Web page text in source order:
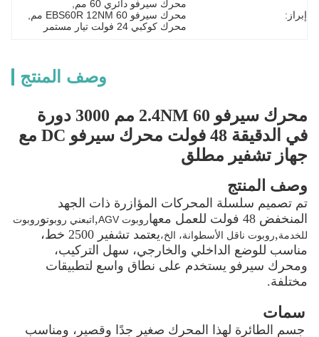
إبراز:
محرك سيرفو دائري 60 مم
محرك سيرفو EBS60R 12NM 60 مم
محرك كوكبي 24 فولت تيار مستمر
وصف المنتج
محرك سيرفو 2.4NM 60 مم 3000 دورة
في الدقيقة 48 فولت محرك سيرفو DC مع
جهاز تشفير مطلق
وصف المنتج
تم تصميم سلسلة المحركات المؤازرة ذات الجهد
المنخفض 48 فولت للعمل معها
روبوت AGV ,اتبعني روبوتوروبوت
للخدمة,روبوت ناقل الأسطوانة، الخ،
يعتمد تشفير 2500 خط،
مناسب للوضع الداخلي والخارجي، سهل التركيب،
ومحرك سيرفو يستخدم على نطاق واسع لتطبيقات
مختلفة.
سمات
جسم الطائرة لهذا المحرك صغير جدًا وقصير، ومناسب